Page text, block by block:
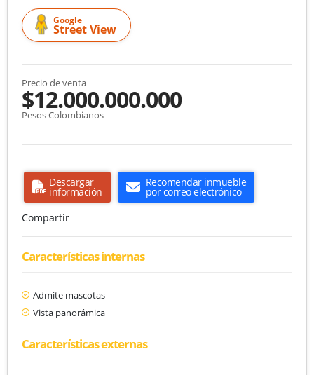
Google
Street View
Precio de venta
$12.000.000.000
Pesos Colombianos
Descargar
información
Recomendar inmueble
por correo electrónico
Compartir
Características internas
Admite mascotas
Vista panorámica
Características externas